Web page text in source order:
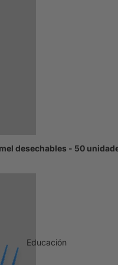
Educación
desechables - 50